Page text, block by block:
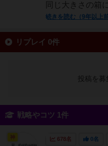
同じ大きさの箱
続きを読む（9年以上前
リプレイ 0件
投稿を募
戦略やコツ 1件
678名 0名